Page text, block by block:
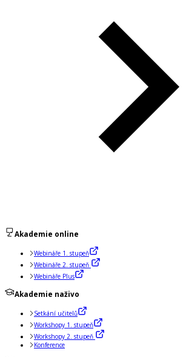
Akademie online
Webináře 1. stupeň
Webináře 2. stupeň
Webináře Plus
Akademie naživo
Setkání učitelů
Workshopy 1. stupeň
Workshopy 2. stupeň
Konference